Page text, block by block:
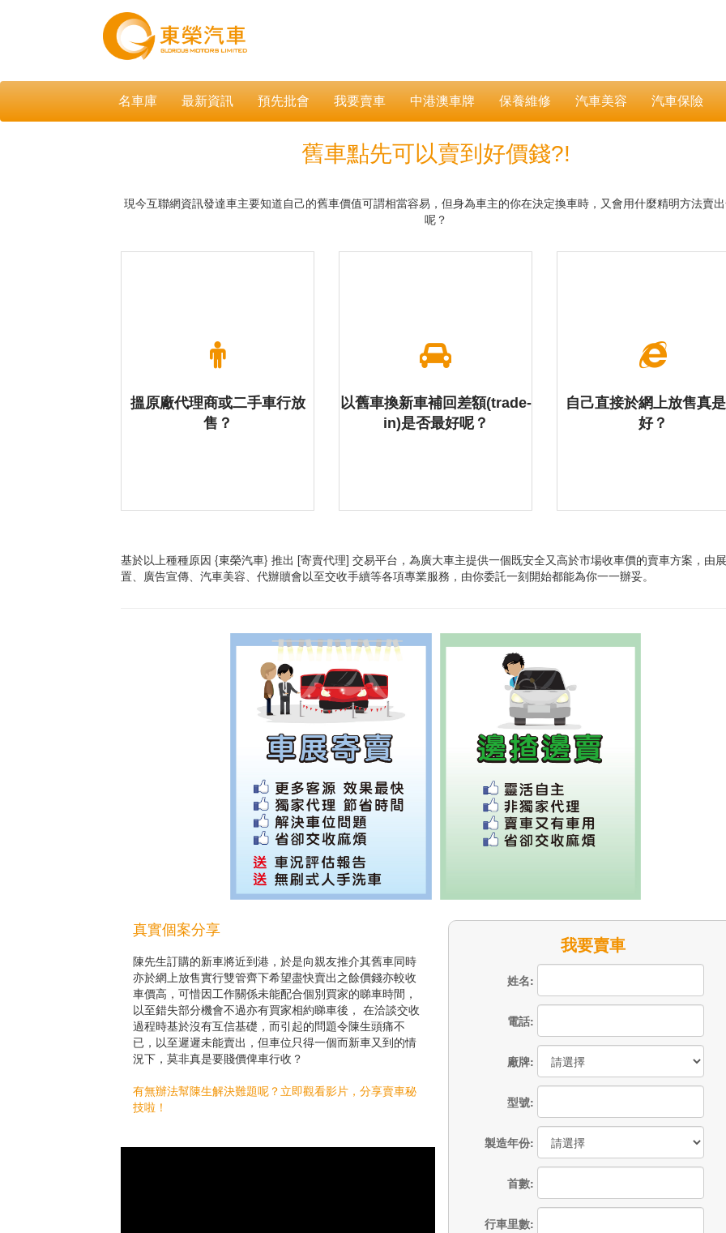
名車庫 最新資訊 預先批會 我要賣車 中港澳車牌 保養維修 汽車美容 汽車保險
舊車點先可以賣到好價錢?!
現今互聯網資訊發達車主要知道自己的舊車價值可謂相當容易，但身為車主的你在決定換車時，又會用什麼精明方法賣
呢？
搵原廠代理商或二手車行放
售？
以舊車換新車補回差額(trade-
in)是否最好呢？
自己直接於網上放售真
好？
基於以上種種原因 {東榮汽車} 推出 [寄賣代理] 交易平台，為廣大車主提供一個既安全又高於市場收車價的賣車方案，由
置、廣告宣傳、汽車美容、代辦贖會以至交收手續等各項專業服務，由你委託一刻開始都能為你一一辦妥。
真實個案分享
陳先生訂購的新車將近到港，於是向親友推介其舊車同時
亦於網上放售實行雙管齊下希望盡快賣出之餘價錢亦較收
車價高，可惜因工作關係未能配合個別買家的睇車時間，
以至錯失部分機會不過亦有買家相約睇車後， 在洽談交收
過程時基於沒有互信基礎，而引起的問題令陳生頭痛不
已，以至遲遲未能賣出，但車位只得一個而新車又到的情
況下，莫非真是要賤價俾車行收？
有無辦法幫陳生解決難題呢？立即觀看影片，分享賣車秘
技啦！
我要賣車
姓名:
電話:
廠牌:
型號:
製造年份:
首數:
行車里數: